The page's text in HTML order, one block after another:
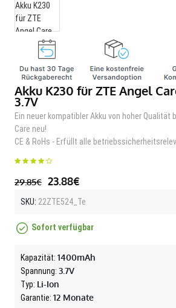
Akku K230 für ZTE Angel
3.7V
Ein neuer kompatibler Akku von hoher Qualität
Care neu!
CE & RoHs - Erfüllt alle
29.85€ 23.88€
SKU: 22ZTE524_Te
Sofort verfügbar
Kapazität: 1400mAh
Spannung: 3.7V
Typ: Li-Ion
Garantie: 12 Monate